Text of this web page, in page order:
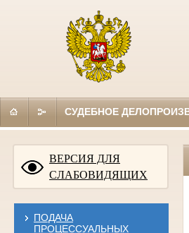
СУДЕБНОЕ
ВЕРСИЯ ДЛЯ
СЛАБОВИДЯЩИХ
ПОДАЧА
ПРОЦЕССУАЛЬНЫХ